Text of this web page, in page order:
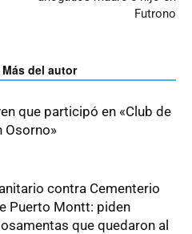
Futrono
Más del autor
que participó en «Club de
Osorno»
contra Cementerio
Puerto Montt: piden
que quedaron al